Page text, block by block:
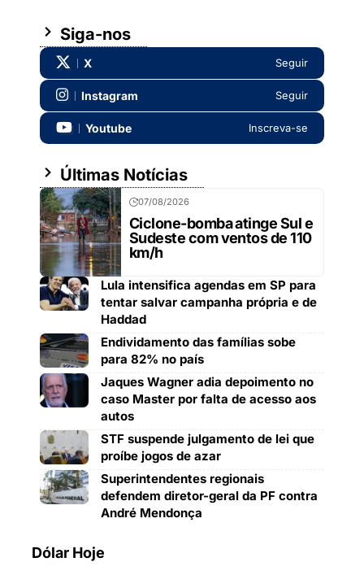
Siga-nos
X Seguir
Instagram Seguir
Youtube Inscreva-se
Últimas Notícias
07/08/2026
Ciclone-bomba atinge Sul e
Sudeste com ventos de 110
km/h
Lula intensifica agendas em SP para
tentar salvar campanha própria e de
Haddad
Endividamento das famílias sobe
para 82% no país
Jaques Wagner adia depoimento no
caso Master por falta de acesso aos
autos
STF suspende julgamento de lei que
proíbe jogos de azar
Superintendentes regionais
defendem diretor-geral da PF contra
André Mendonça
Dólar Hoje